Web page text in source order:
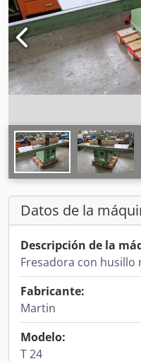
Datos de la
Descripción de la
Fresadora con husillo
Fabricante:
Martin
Modelo:
T 24